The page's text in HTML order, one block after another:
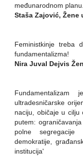
međunarodnom planu.
Staša Zajović, Žene
Feministkinje treba
fundamentalizma!
Nira Juval Dejvis
Fundamentalizam
ultradesničarske
naciju, običaje u cilju
putem:
polne segregacije
demokratije,
institucija'